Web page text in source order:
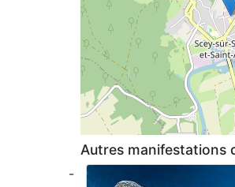
Autres manifestations
-